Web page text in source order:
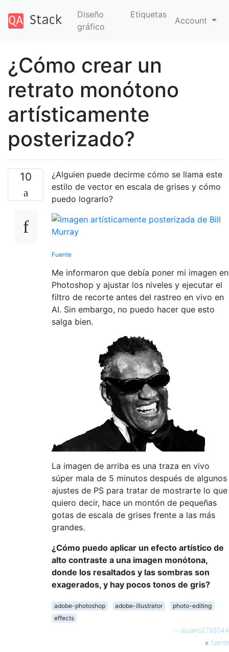
Diseño
gráfico
Etiquetas
Account
¿Cómo crear un
retrato monótono
artísticamente
posterizado?
10
¿Alguien puede decirme cómo se llama este
estilo de vector en escala de grises y cómo
puedo lograrlo?
Fuente
Me informaron que debía poner mi imagen en
Photoshop y ajustar los niveles y ejecutar el
filtro de recorte antes del rastreo en vivo en
AI. Sin embargo, no puedo hacer que esto
salga bien.
La imagen de arriba es una traza en vivo
súper mala de 5 minutos después de algunos
ajustes de PS para tratar de mostrarte lo que
quiero decir, hace un montón de pequeñas
gotas de escala de grises frente a las más
grandes.
¿Cómo puedo aplicar un efecto artístico de
alto contraste a una imagen monótona,
donde los resaltados y las sombras son
exagerados, y hay pocos tonos de gris?
adobe-photoshop adobe-illustrator
photo-editing
effects
usuario2793044
fuente